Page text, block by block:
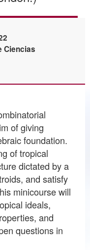
Ciencias
of giving
foundation.
of tropical
dictated by a
and satisfy
minicourse will
ideals,
and
questions in